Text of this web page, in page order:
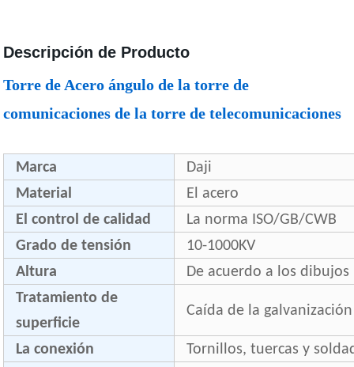
Descripción de Producto
Torre de Acero ángulo de la torre de
comunicaciones de la torre de telecomunicaciones
Marca
Daji
Material
El acero
El control de calidad
La norma ISO/GB/CWB
Grado de tensión
10-1000KV
Altura
De acuerdo a los dibujos
Tratamiento de
superficie
Caída de la
La conexión
Tornillos, tuercas y